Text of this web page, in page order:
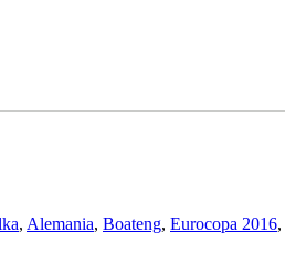
, Alemania, Boateng, Eurocopa 2016,